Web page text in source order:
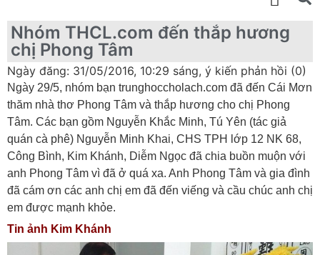
Nhóm THCL.com đến thắp hương
chị Phong Tâm
Ngày đăng: 31/05/2016, 10:29 sáng, ý kiến phản hồi (0)
Ngày 29/5, nhóm bạn trunghoccholach.com đã đến Cái Mơn
thăm nhà thơ Phong Tâm và thắp hương cho chị Phong
Tâm. Các bạn gồm Nguyễn Khắc Minh, Tú Yên (tác giả
quán cà phê) Nguyễn Minh Khai, CHS TPH lớp 12 NK 68,
Công Bình, Kim Khánh, Diễm Ngọc đã chia buồn muộn với
anh Phong Tâm vì đã ở quá xa. Anh Phong Tâm và gia đình
đã cám ơn các anh chị em đã đến viếng và cầu chúc anh chị
em được mạnh khỏe.
Tin ảnh Kim Khánh